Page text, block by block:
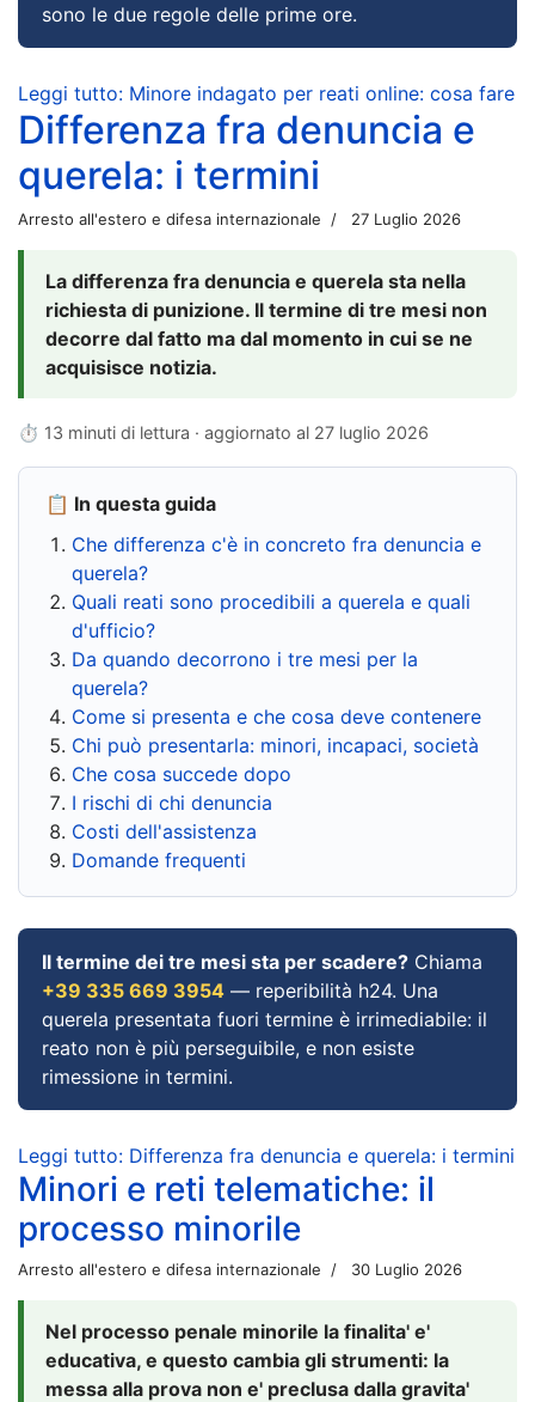
sono le due regole delle prime ore.
Leggi tutto: Minore indagato per reati online: cosa fare
Differenza fra denuncia e
querela: i termini
Arresto all'estero e difesa internazionale 27 Luglio 2026
La differenza fra denuncia e querela sta nella
richiesta di punizione. Il termine di tre mesi non
decorre dal fatto ma dal momento in cui se ne
acquisisce notizia.
⏱ 13 minuti di lettura · aggiornato al 27 luglio 2026
📋 In questa guida
Che differenza c'è in concreto fra denuncia e
querela?
Quali reati sono procedibili a querela e quali
d'ufficio?
Da quando decorrono i tre mesi per la
querela?
Come si presenta e che cosa deve contenere
Chi può presentarla: minori, incapaci, società
Che cosa succede dopo
I rischi di chi denuncia
Costi dell'assistenza
Domande frequenti
Il termine dei tre mesi sta per scadere? Chiama
+39 335 669 3954 — reperibilità h24. Una
querela presentata fuori termine è irrimediabile: il
reato non è più perseguibile, e non esiste
rimessione in termini.
Leggi tutto: Differenza fra denuncia e querela: i termini
Minori e reti telematiche: il
processo minorile
Arresto all'estero e difesa internazionale 30 Luglio 2026
Nel processo penale minorile la finalita' e'
educativa, e questo cambia gli strumenti: la
messa alla prova non e' preclusa dalla gravita'